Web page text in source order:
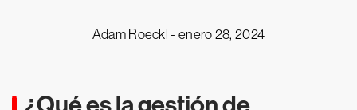
Adam Roeckl - enero 28, 2024